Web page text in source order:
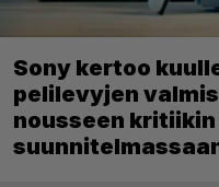
Sony kertoo
pelilevyjen
nousseen